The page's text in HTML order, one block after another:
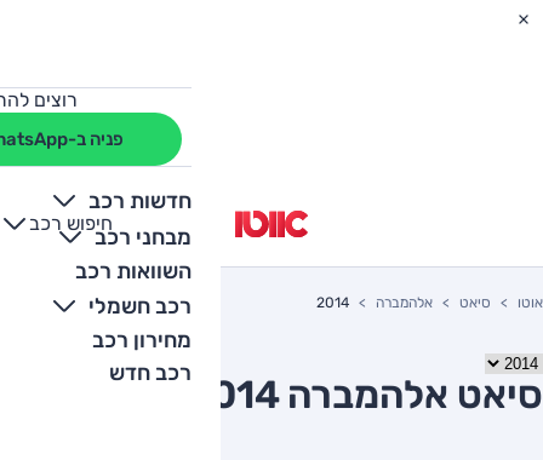
רוצים
פניה ב-WhatsApp
חדשות רכב
מבחני רכב
השוואות רכב
רכב חשמלי
מחירון רכב
רכב חדש
חיפוש רכב
+
-
אוטו סיאט אלהמברה 2014
סיאט אלהמברה 2014 יד שניה